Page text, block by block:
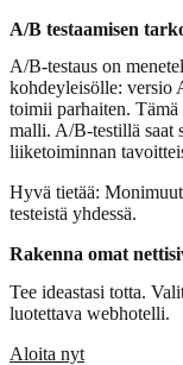
A/B testaamisen
A/B-testaus on
kohdeyleisölle: versio
toimii parhaiten.
malli. A/B-testillä saat
liiketoiminnan
Hyvä tietää:
testeistä yhdessä.
Rakenna omat
Tee ideastasi totta.
luotettava webhotelli.
Aloita nyt